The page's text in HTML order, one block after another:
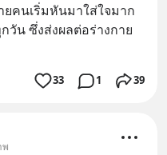
คนเริ่มหันมาใส่ใจมาก
วัน ซึ่งส่งผลต่อร่างกาย
33 1 39
พ